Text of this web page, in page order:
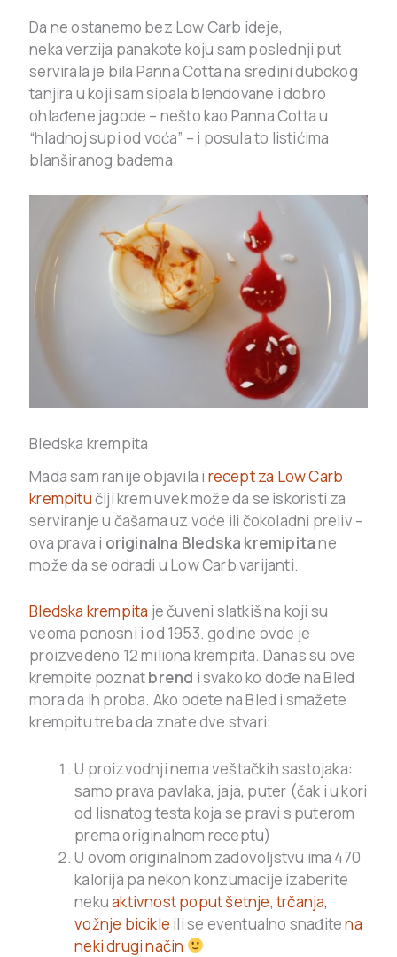
Da ne ostanemo bez Low Carb ideje,
neka verzija panakote koju sam poslednji put
servirala je bila Panna Cotta na sredini dubokog
tanjira u koji sam sipala blendovane i dobro
ohlađene jagode – nešto kao Panna Cotta u
“hladnoj supi od voća” – i posula to listićima
blanširanog badema.
Bledska krempita
Mada sam ranije objavila i recept za Low Carb
krempitučiji krem uvek može da se iskoristi za
serviranje u čašama uz voće ili čokoladni preliv –
ova prava i originalna Bledska kremipitane
može da se odradi u Low Carb varijanti.
Bledska krempita je čuveni slatkiš na koji su
veoma ponosni i od 1953. godine ovde je
proizvedeno 12 miliona krempita. Danas su ove
krempite poznatbrend i svako ko dođe na Bled
mora da ih proba. Ako odete na Bled i smažete
krempitu treba da znate dve stvari:
U proizvodnji nema veštačkih sastojaka:
samo prava pavlaka, jaja, puter (čak i u kori
od lisnatog testa koja se pravi s puterom
prema originalnom receptu)
U ovom originalnom zadovoljstvu ima 470
kalorija pa nekon konzumacije izaberite
nekuaktivnost poput šetnje, trčanja,
vožnje bicikle ili se eventualno snađitena
neki drugi način